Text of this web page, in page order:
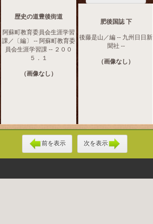
歴史の道豊後街道
阿蘇町教育委員会生涯学習
課／〔編〕 -- 阿蘇町教育委
員会生涯学習課 -- ２００
５．１
（画像なし）
肥後国誌 下
後藤是山／編 -- 九州日日新
聞社 --
（画像なし）
前を表示 次を表示